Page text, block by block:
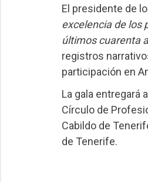
El presidente de
excelencia de los
últimos cuarenta
registros
participación en
La gala entregará
Círculo de
Cabildo de
de Tenerife.